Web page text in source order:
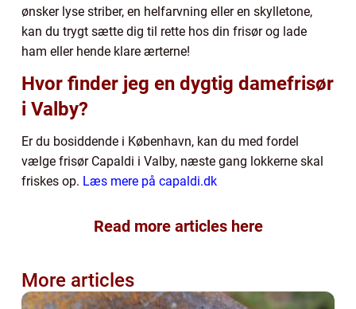
ønsker lyse striber, en helfarvning eller en skylletone,
kan du trygt sætte dig til rette hos din frisør og lade
ham eller hende klare ærterne!
Hvor finder jeg en dygtig damefrisør
i Valby?
Er du bosiddende i København, kan du med fordel
vælge frisør Capaldi i Valby, næste gang lokkerne skal
friskes op. Læs mere på capaldi.dk
Read more articles here
More articles